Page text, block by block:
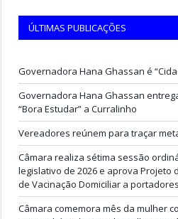
ÚLTIMAS PUBLICAÇÕES
Governadora Hana Ghassan é
Governadora Hana Ghassan
“Bora Estudar” a Curralinho
Vereadores reúnem para traçar
Câmara realiza sétima sessão
legislativo de 2026 e aprova Projeto
de Vacinação Domiciliar a portadores
Câmara comemora mês da mulher